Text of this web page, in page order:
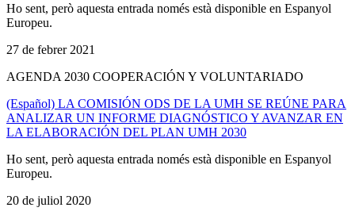
Ho sent, però aquesta entrada només està disponible en Espanyol
Europeu.
27 de febrer 2021
AGENDA 2030 COOPERACIÓN Y VOLUNTARIADO
(Español) LA COMISIÓN ODS DE LA UMH SE REÚNE PARA
ANALIZAR UN INFORME DIAGNÓSTICO Y AVANZAR EN
LA ELABORACIÓN DEL PLAN UMH 2030
Ho sent, però aquesta entrada només està disponible en Espanyol
Europeu.
20 de juliol 2020